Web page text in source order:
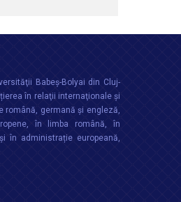
Babeș-Bolyai din Cluj-
în relaţii internaţionale şi
română, germană și engleză,
în limba română, în
în administrație europeană,